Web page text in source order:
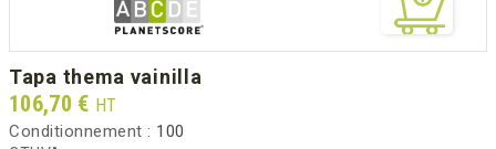
tapa thema vainilla
Prix
106,70 € HT
Conditionnement : 100